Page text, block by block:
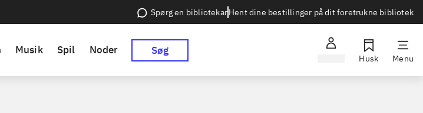
Spørg en bibliotekarHent dine bestillinger på dit foretrukne bibliotek
Musik Spil Noder Søg
Husk Menu